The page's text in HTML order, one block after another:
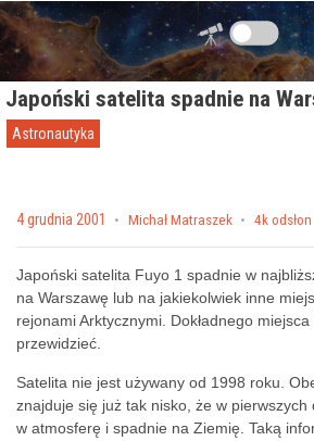
Przejdź do zawartości
Japoński satelita spadnie na
Astronautyka
Posted on
4 grudnia 2001 by Michał Matraszek 4k odsłon
Japoński satelita Fuyo 1 spadnie w
na Warszawę lub na jakiekolwiek inne
rejonami Arktycznymi. Dokładnego
przewidzieć.
Satelita nie jest używany od 1998 roku.
znajduje się już tak nisko, że w pierwszych
w atmosferę i spadnie na Ziemię. Taką